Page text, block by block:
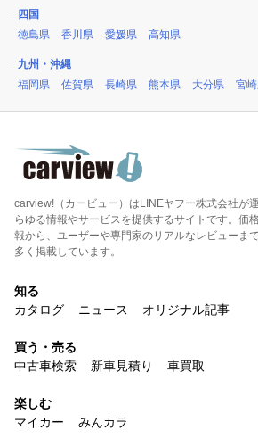
四国
徳島県
香川県 愛媛県 高知県
九州・沖縄
福岡県
佐賀県 長崎県 熊本県 大分県 宮
carview!（カービュー）はLINEヤフー株式会社が
らゆる情報やサービスを提供するサイトです。価
報から、ユーザーや専門家のリアルなレビューま
多く掲載しています。
知る
カタログ
ニュース オリジナル記事
買う・売る
中古車検索
新車見積り 車買取
楽しむ
マイカー
みんカラ